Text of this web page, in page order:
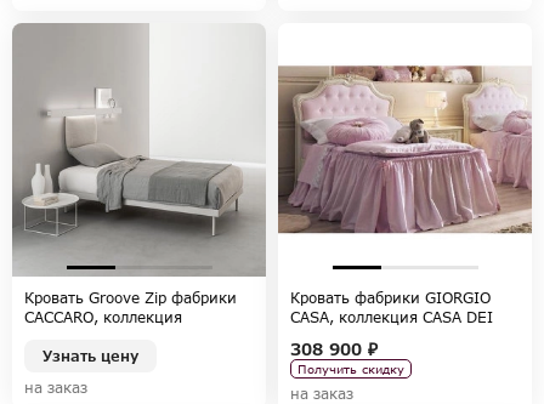
Кровать Groove Zip фабрики
CACCARO, коллекция
Узнать цену
на заказ
Кровать фабрики GIORGIO
CASA, коллекция CASA DEI
308 900 ₽
Получить скидку
на заказ